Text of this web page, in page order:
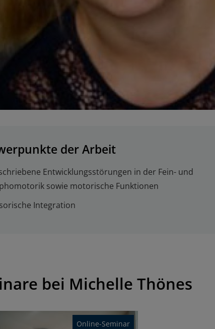
der Arbeit
Entwicklungsstörungen in der Fein- und
sowie motorische Funktionen
Integration
bei Michelle Thönes
Online-Seminar